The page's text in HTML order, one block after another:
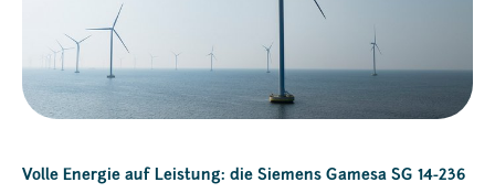
Volle Energie auf Leistung: die Siemens Gamesa SG 14-236